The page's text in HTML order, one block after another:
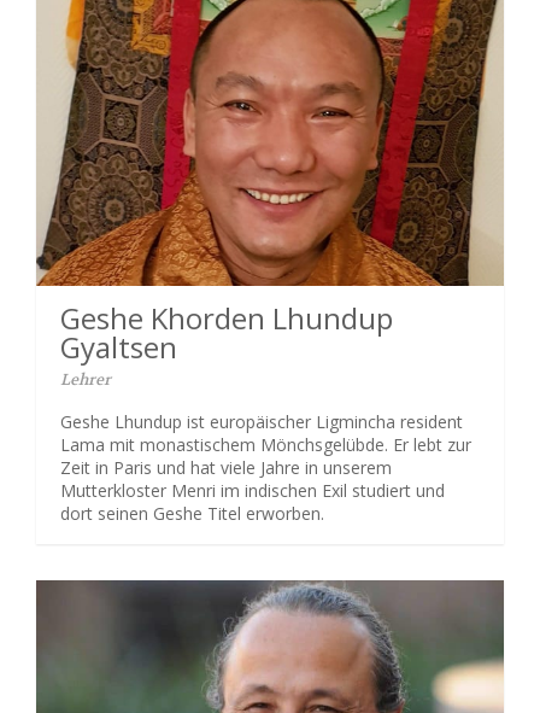
Geshe Khorden Lhundup
Gyaltsen
Lehrer
Geshe Lhundup ist europäischer Ligmincha resident
Lama mit monastischem Mönchsgelübde. Er lebt zur
Zeit in Paris und hat viele Jahre in unserem
Mutterkloster Menri im indischen Exil studiert und
dort seinen Geshe Titel erworben.